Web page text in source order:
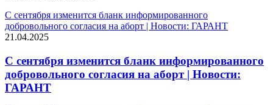
С сентября изменится бланк информированного
добровольного согласия на аборт | Новости: ГАРАНТ
21.04.2025
С сентября изменится бланк информированного
добровольного согласия на аборт | Новости:
ГАРАНТ